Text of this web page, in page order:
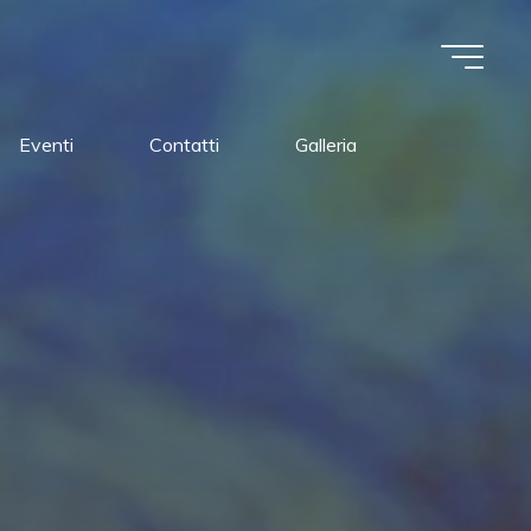
Eventi Contatti Galleria